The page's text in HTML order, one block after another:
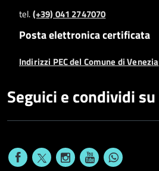
tel.(+39) 041 2747070
Posta elettronica certificata
Indirizzi PEC del Comune di Venezia
Seguici e condividi su